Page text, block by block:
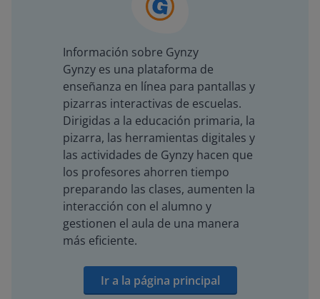
Información sobre Gynzy
Gynzy es una plataforma de
enseñanza en línea para pantallas y
pizarras interactivas de escuelas.
Dirigidas a la educación primaria, la
pizarra, las herramientas digitales y
las actividades de Gynzy hacen que
los profesores ahorren tiempo
preparando las clases, aumenten la
interacción con el alumno y
gestionen el aula de una manera
más eficiente.
Ir a la página principal